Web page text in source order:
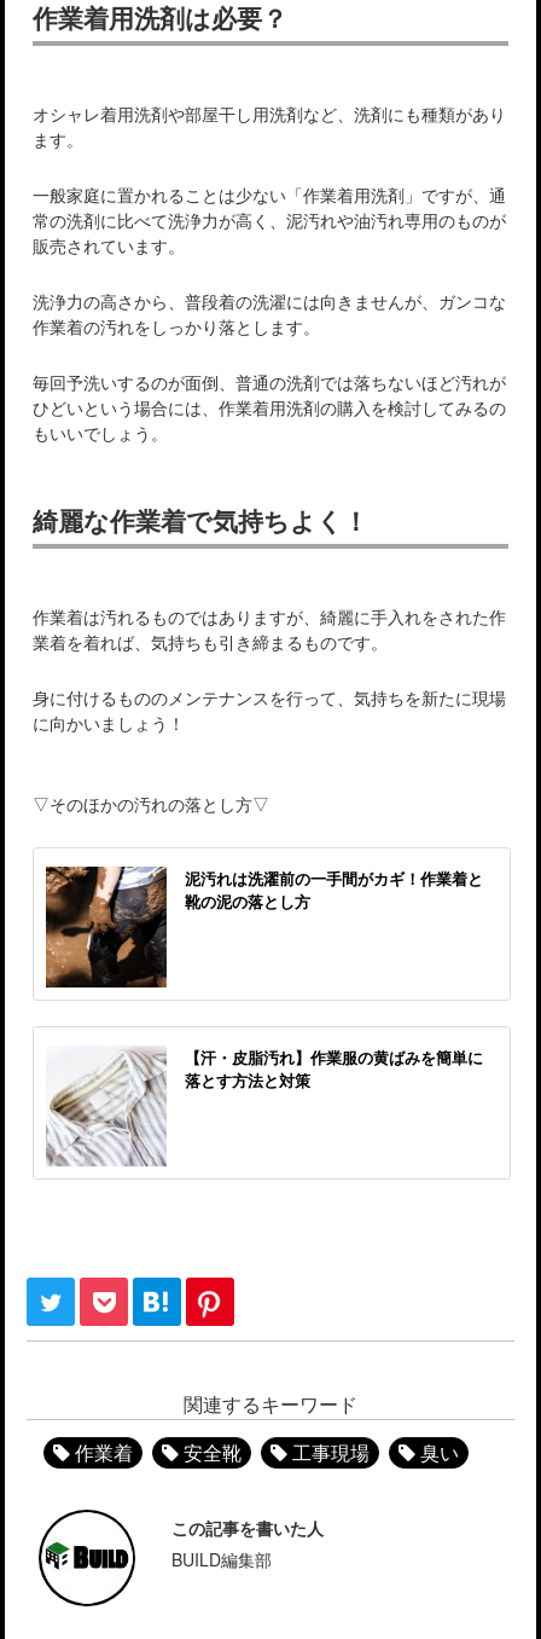
作業着用洗剤は必要？
オシャレ着用洗剤や部屋干し用洗剤など、洗剤にも種類があり
ます。
一般家庭に置かれることは少ない「作業着用洗剤」ですが、通
常の洗剤に比べて洗浄力が高く、泥汚れや油汚れ専用のものが
販売されています。
洗浄力の高さから、普段着の洗濯には向きませんが、ガンコな
作業着の汚れをしっかり落とします。
毎回予洗いするのが面倒、普通の洗剤では落ちないほど汚れが
ひどいという場合には、作業着用洗剤の購入を検討してみるの
もいいでしょう。
綺麗な作業着で気持ちよく！
作業着は汚れるものではありますが、綺麗に手入れをされた作
業着を着れば、気持ちも引き締まるものです。
身に付けるもののメンテナンスを行って、気持ちを新たに現場
に向かいましょう！
▽そのほかの汚れの落とし方▽
泥汚れは洗濯前の一手間がカギ！作業着と
靴の泥の落とし方
【汗・皮脂汚れ】作業服の黄ばみを簡単に
落とす方法と対策
関連するキーワード
作業着
安全靴 工事現場 臭い
この記事を書いた人
BUILD編集部